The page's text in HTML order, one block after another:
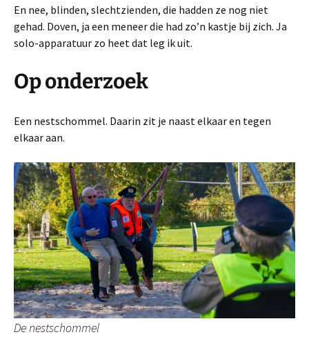
En nee, blinden, slechtzienden, die hadden ze nog niet
gehad. Doven, ja een meneer die had zo’n kastje bij zich. Ja
solo-apparatuur zo heet dat leg ik uit.
Op onderzoek
Een nestschommel. Daarin zit je naast elkaar en tegen
elkaar aan.
De nestschommel